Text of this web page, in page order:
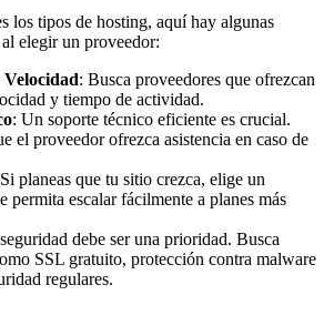
los tipos de hosting, aquí hay algunas
elegir un proveedor:
: Busca proveedores que ofrezcan
y tiempo de actividad.
: Un soporte técnico eficiente es crucial.
el proveedor ofrezca asistencia en caso de
planeas que tu sitio crezca, elige un
permita escalar fácilmente a planes más
debe ser una prioridad. Busca
SSL gratuito, protección contra malware
regulares.